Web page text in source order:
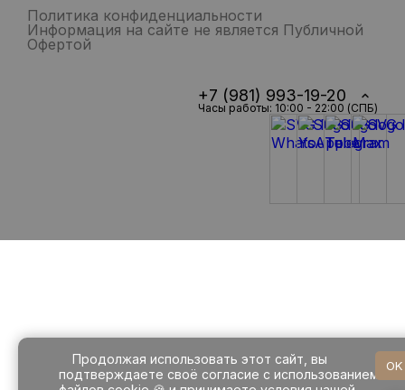
Политика конфиденциальности
Информация на сайте не является Публичной
Офертой
+7 (981) 993-19-20
Часы работы: 10:00 - 22:00 (СПБ)
Продолжая использовать этот сайт, вы
подтверждаете своё согласие с использованием
OK